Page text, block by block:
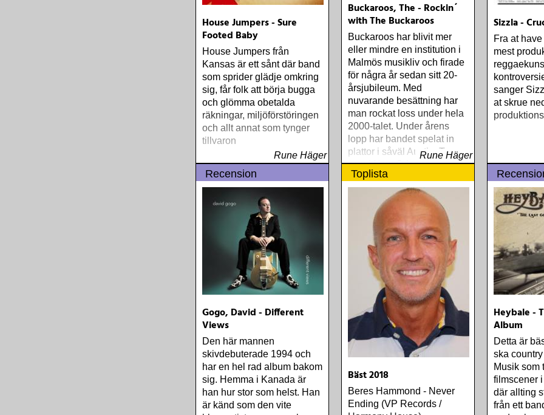
House Jumpers - Sure
Footed Baby
House Jumpers från
Kansas är ett sånt där band
som sprider glädje omkring
sig, får folk att börja bugga
och glömma obetalda
räkningar, miljöförstöringen
och allt annat som tynger
tillvaron
Rune Häger
Buckaroos, The - Rockin´
with The Buckaroos
Buckaroos har blivit mer
eller mindre en institution i
Malmös musikliv och firade
för några år sedan sitt 20-
årsjubileum. Med
nuvarande besättning har
man rockat loss under hela
2000-talet. Under årens
lopp har bandet spelat in
plattor i såväl Austin, Texas,
som i New Orleans,
Louisiana
Rune Häger
Sizzla -
Fra at
mest
sanger
at skrue
Recension
Gogo, David - Different
Views
Den här mannen
skivdebuterade 1994 och
har en hel rad album bakom
sig. Hemma i Kanada är
han hur stor som helst. Han
är känd som den vite
Toplista
Bäst 2018
Beres Hammond - Never
Ending (VP Records /
Heybale -
Album
Detta är
ska
Musik som
filmscener
där allting
från ett